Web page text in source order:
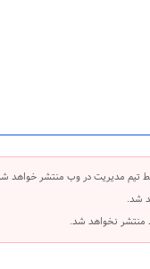
تیم مدیریت در وب منتشر خواهد
شد.
منتشر نخواهد شد.